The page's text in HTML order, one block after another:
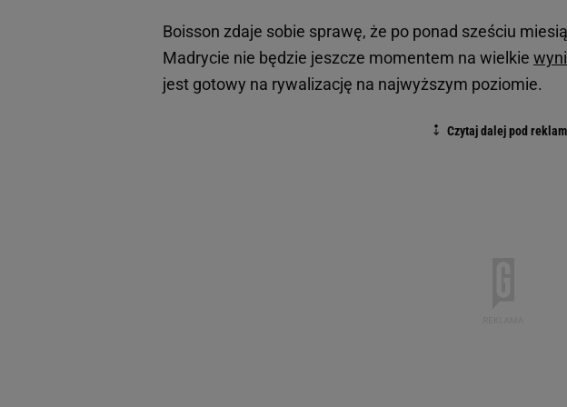
Boisson zdaje sobie sprawę, że po ponad sześciu
Madrycie nie będzie jeszcze momentem na wielkie
jest gotowy na rywalizację na najwyższym poziomie.